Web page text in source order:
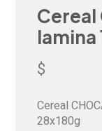
Cereal
lamina
$
Cereal
28x180g